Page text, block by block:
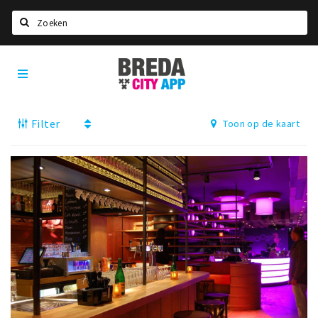
Home
Deals
Nieuws, interviews & blogs
Eten
Drinken
Slapen
Recreatief
Winkels
Breda
City
App
Filter Toon op de kaart